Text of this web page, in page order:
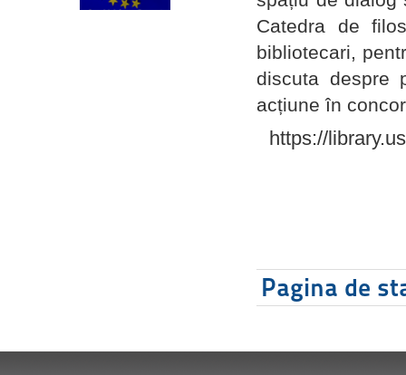
Catedra de
bibliotecari,
discuta despre
acțiune în
https://
Pagina de